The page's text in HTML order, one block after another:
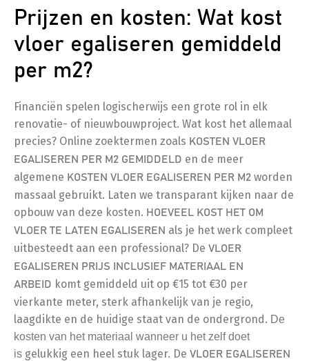
Prijzen en kosten: Wat kost
vloer egaliseren gemiddeld
per m2?
Financiën spelen logischerwijs een grote rol in elk
renovatie- of nieuwbouwproject. Wat kost het allemaal
precies? Online zoektermen zoals KOSTEN VLOER
EGALISEREN PER M2 GEMIDDELD en de meer
algemene KOSTEN VLOER EGALISEREN PER M2 worden
massaal gebruikt. Laten we transparant kijken naar de
opbouw van deze kosten. HOEVEEL KOST HET OM
VLOER TE LATEN EGALISEREN als je het werk compleet
uitbesteedt aan een professional? De VLOER
EGALISEREN PRIJS INCLUSIEF MATERIAAL EN
ARBEID komt gemiddeld uit op €15 tot €30 per
vierkante meter, sterk afhankelijk van je regio,
laagdikte en de huidige staat van de ondergrond. De
kosten van het materiaal wanneer u het zelf doet
is gelukkig een heel stuk lager. De VLOER EGALISEREN